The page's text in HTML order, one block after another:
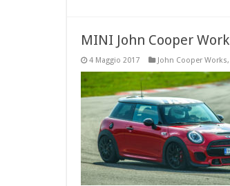
MINI John Cooper
4 Maggio 2017 John Cooper Works,